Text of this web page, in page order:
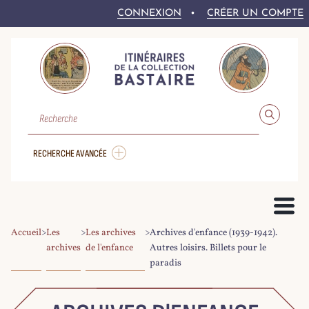
CONNEXION CRÉER UN COMPTE
RECHERCHE AVANCÉE
PRÉSENTATION DU PROJET
LE FONDS BASTAIRE
COLLEX-PERSÉE
LA NUMÉRISATION DU CORPUS
DROITS ET CONDITIONS DE RÉ-UTILISATION
AIDE À LA RECHERCHE
LE CORPUS NUMÉRIQUE
PARCOURIR LE CORPUS
RECHERCHER DANS LE CORPUS
EXPLOITER LE CORPUS
Accueil>Les
archives
>Les archives
de l'enfance
>Archives d'enfance (1939-1942).
Autres loisirs. Billets pour le
paradis